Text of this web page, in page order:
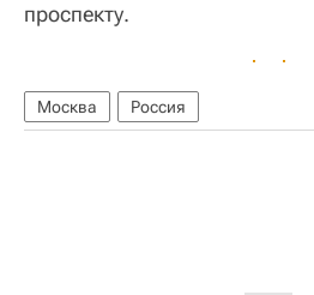
проспекту.
Москва Россия